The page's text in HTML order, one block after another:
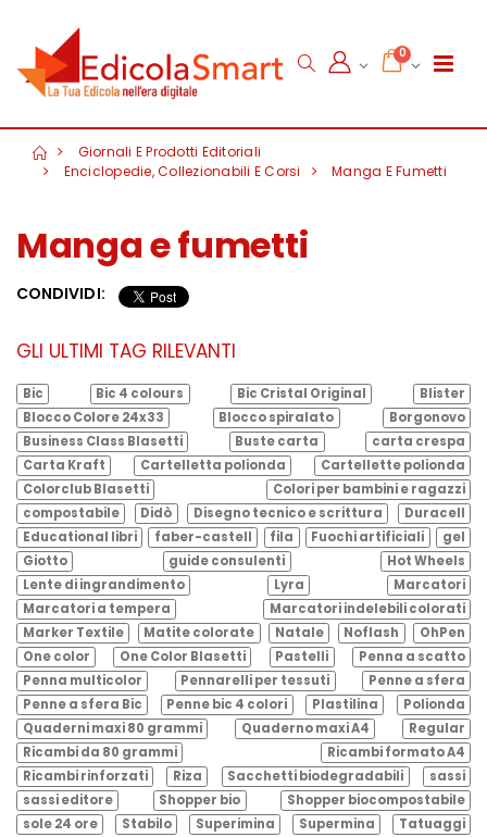
0
Giornali E Prodotti Editoriali
Enciclopedie, Collezionabili E Corsi
Manga E Fumetti
Manga e fumetti
CONDIVIDI:
GLI ULTIMI TAG RILEVANTI
Bic Bic 4 colours Bic Cristal Original
Blister
Blocco Colore 24x33
Blocco spiralato
Borgonovo
Business Class Blasetti
Buste carta
carta crespa
Carta Kraft
Cartelletta polionda
Cartellette polionda
Colorclub Blasetti
Colori per bambini e ragazzi
compostabile
Didò Disegno tecnico e scrittura
Duracell
Educational libri
faber-castell fila Fuochi artificiali
gel
Giotto
guide consulenti
Hot Wheels
Lente di ingrandimento
Lyra
Marcatori
Marcatori a tempera
Marcatori indelebili colorati
Marker Textile
Matite colorate Natale Noflash
OhPen
One color
One Color Blasetti Pastelli
Penna a scatto
Penna multicolor
Pennarelli per tessuti
Penne a sfera
Penne a sfera Bic
Penne bic 4 colori Plastilina
Polionda
Quaderni maxi 80 grammi
Quaderno maxi A4
Regular
Ricambi da 80 grammi
Ricambi formato A4
Ricambi rinforzati
Riza Sacchetti biodegradabili
sassi
sassi editore
Shopper bio
Shopper biocompostabile
sole 24 ore
Stabilo Superimina Supermina
Tatuaggi